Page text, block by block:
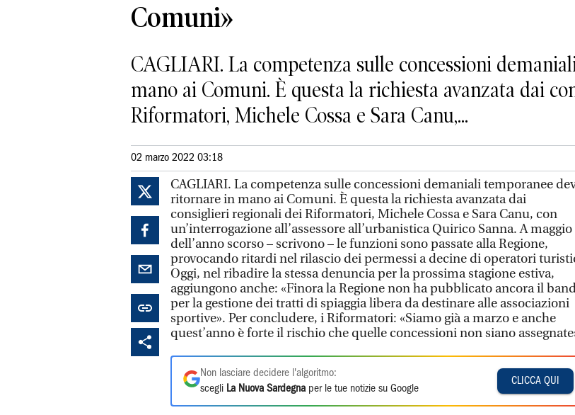
Comuni»
CAGLIARI. La competenza sulle concessioni
mano ai Comuni. È questa la richiesta avanzata dai
Riformatori, Michele Cossa e Sara Canu,...
02 marzo 2022 03:18
CAGLIARI. La competenza sulle concessioni demaniali temporanee
ritornare in mano ai Comuni. È questa la richiesta avanzata dai
consiglieri regionali dei Riformatori, Michele Cossa e Sara Canu, con
un’interrogazione all’assessore all’urbanistica Quirico Sanna. A maggio
dell’anno scorso – scrivono – le funzioni sono passate alla Regione,
provocando ritardi nel rilascio dei permessi a decine di operatori
Oggi, nel ribadire la stessa denuncia per la prossima stagione estiva,
aggiungono anche: «Finora la Regione non ha pubblicato ancora il
per la gestione dei tratti di spiaggia libera da destinare alle associazioni
sportive». Per concludere, i Riformatori: «Siamo già a marzo e anche
quest’anno è forte il rischio che quelle concessioni non siano
Non lasciare decidere l'algoritmo:
scegli La Nuova Sardegna per le tue notizie su Google
CLICCA QUI